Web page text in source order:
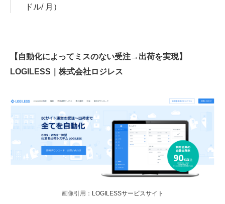
ドル/ 月）
【自動化によってミスのない受注→出荷を実現】
LOGILESS｜株式会社ロジレス
画像引用： LOGILESSサービスサイト